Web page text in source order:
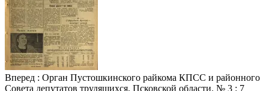
Вперед : Орган Пустошкинского райкома КПСС и районного
Совета депутатов трудящихся, Псковской области. № 3 : 7